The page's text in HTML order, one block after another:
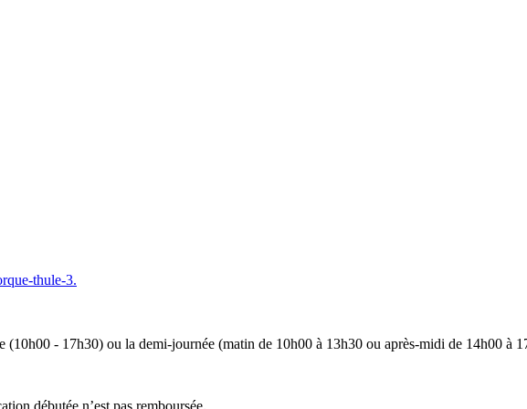
(10h00 - 17h30) ou la demi-journée (matin de 10h00 à 13h30 ou après-midi de 14h00 à
débutée n’est pas remboursée.